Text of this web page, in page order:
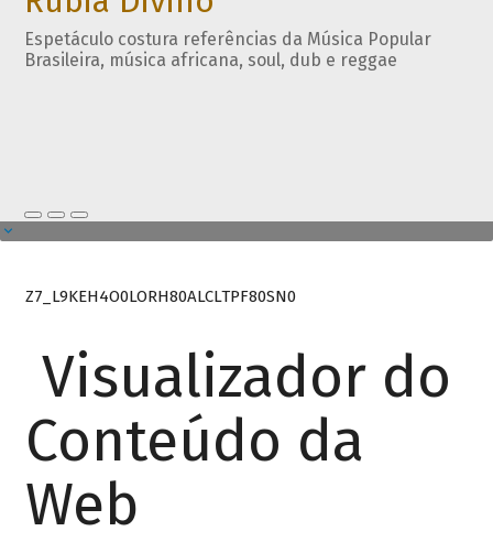
Espetáculo costura referências da Música Popular
Brasileira, música africana, soul, dub e reggae
Z7_L9KEH4O0LORH80ALCLTPF80SN0
Visualizador do
Conteúdo da
Web